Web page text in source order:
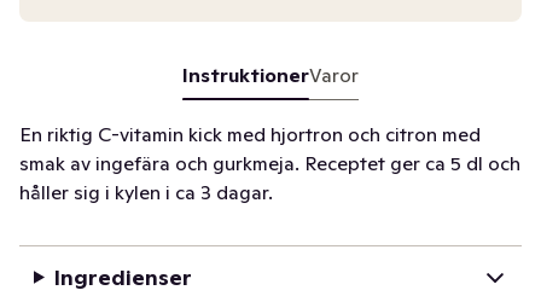
InstruktionerVaror
En riktig C-vitamin kick med hjortron och citron med
smak av ingefära och gurkmeja. Receptet ger ca 5 dl och
håller sig i kylen i ca 3 dagar.
Ingredienser